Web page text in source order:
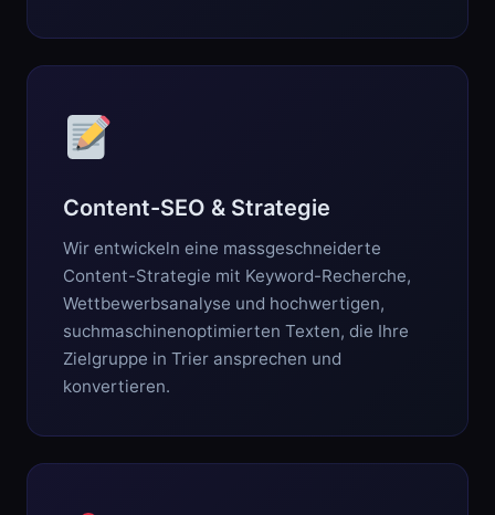
Content-SEO & Strategie
Wir entwickeln eine massgeschneiderte
Content-Strategie mit Keyword-Recherche,
Wettbewerbsanalyse und hochwertigen,
suchmaschinenoptimierten Texten, die Ihre
Zielgruppe in Trier ansprechen und
konvertieren.